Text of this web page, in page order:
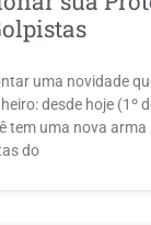
uma novidade
desde hoje (1º
tem uma nova arma
do